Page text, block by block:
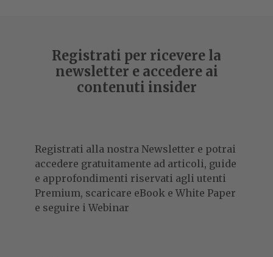
Registrati per ricevere la
newsletter e accedere ai
contenuti insider
Registrati alla nostra Newsletter e potrai
accedere gratuitamente ad articoli, guide
e approfondimenti riservati agli utenti
Premium, scaricare eBook e White Paper
e seguire i Webinar